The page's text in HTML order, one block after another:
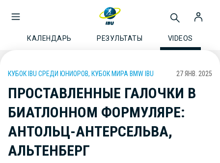
КАЛЕНДАРЬ РЕЗУЛЬТАТЫ VIDEOS
КУБОК IBU СРЕДИ ЮНИОРОВ, КУБОК МИРА BMW IBU 27 ЯНВ. 2025
ПРОСТАВЛЕННЫЕ ГАЛОЧКИ В
БИАТЛОННОМ ФОРМУЛЯРЕ:
АНТОЛЬЦ-АНТЕРСЕЛЬВА,
АЛЬТЕНБЕРГ